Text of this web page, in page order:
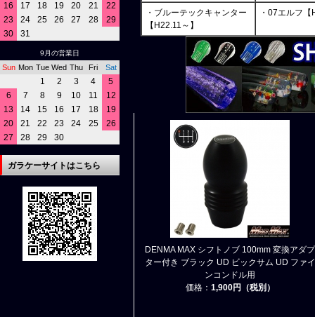
・ブルーテックキャンター
【H22.11～】
・07エルフ
DENMA MAX シフトノブ 100mm 変換アダプ
ター付き ブラック UD ビックサム UD ファイ
ンコンドル用
価格： 1,900円（税別）
16
17 18 19 20 21
22
23
24 25 26 27 28
29
30
31
9月の営業日
Sun Mon Tue Wed Thu Fri Sat
1 2 3 4
5
6
7 8 9 10 11
12
13
14 15 16 17 18
19
20
21 22 23 24 25
26
27
28 29 30
ガラケーサイトはこちら